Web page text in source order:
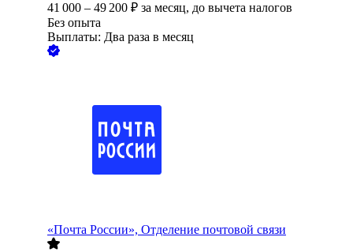
41 000 – 49 200 ₽ за месяц, до вычета налогов
Без опыта
Выплаты: Два раза в месяц
«Почта России», Отделение почтовой связи